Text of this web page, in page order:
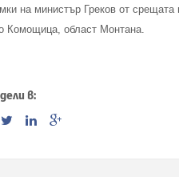
на министър Греков от срещата
Комощица, област Монтана.
в: